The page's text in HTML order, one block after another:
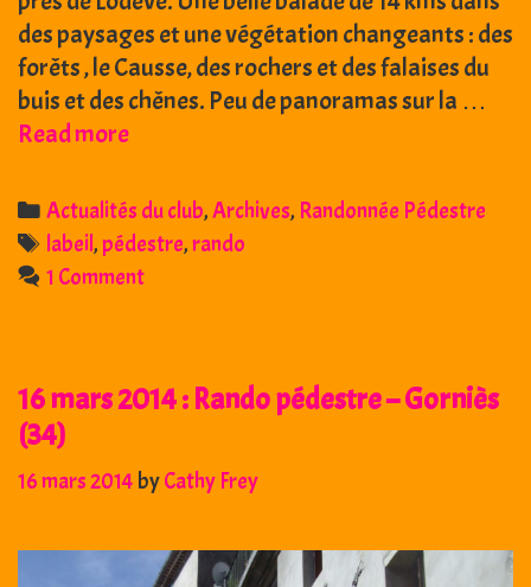
des paysages et une végétation changeants : des
forêts , le Causse, des rochers et des falaises du
buis et des chênes. Peu de panoramas sur la …
Read more14
2014
:
Rando
de
(34)
Categories
Actualités du club,Archives, Randonnée Pédestre
Tags
labeil,pédestre,rando
1 Comment
16 mars 2014 : Rando pédestre – Gorniès
(34)
16 mars 2014 byCathy Frey